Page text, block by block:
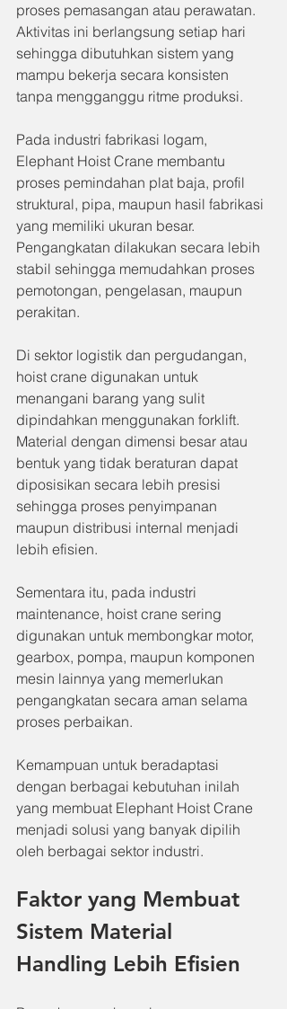
proses pemasangan atau perawatan.
Aktivitas ini berlangsung setiap hari
sehingga dibutuhkan sistem yang
mampu bekerja secara konsisten
tanpa mengganggu ritme produksi.
Pada industri fabrikasi logam,
Elephant Hoist Crane membantu
proses pemindahan plat baja, profil
struktural, pipa, maupun hasil fabrikasi
yang memiliki ukuran besar.
Pengangkatan dilakukan secara lebih
stabil sehingga memudahkan proses
pemotongan, pengelasan, maupun
perakitan.
Di sektor logistik dan pergudangan,
hoist crane digunakan untuk
menangani barang yang sulit
dipindahkan menggunakan forklift.
Material dengan dimensi besar atau
bentuk yang tidak beraturan dapat
diposisikan secara lebih presisi
sehingga proses penyimpanan
maupun distribusi internal menjadi
lebih efisien.
Sementara itu, pada industri
maintenance, hoist crane sering
digunakan untuk membongkar motor,
gearbox, pompa, maupun komponen
mesin lainnya yang memerlukan
pengangkatan secara aman selama
proses perbaikan.
Kemampuan untuk beradaptasi
dengan berbagai kebutuhan inilah
yang membuat Elephant Hoist Crane
menjadi solusi yang banyak dipilih
oleh berbagai sektor industri.
Faktor yang Membuat
Sistem Material
Handling Lebih Efisien